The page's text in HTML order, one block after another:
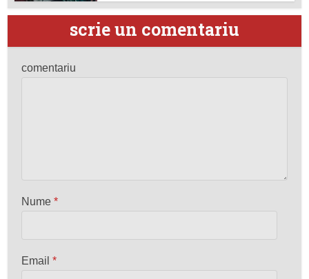
scrie un comentariu
comentariu
Nume*
Email*